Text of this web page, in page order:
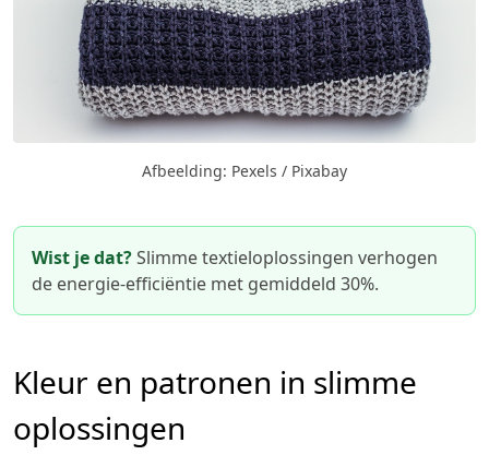
Afbeelding: Pexels / Pixabay
Wist je dat?Slimme textieloplossingen verhogen
de energie-efficiëntie met gemiddeld 30%.
Kleur en patronen in slimme
oplossingen